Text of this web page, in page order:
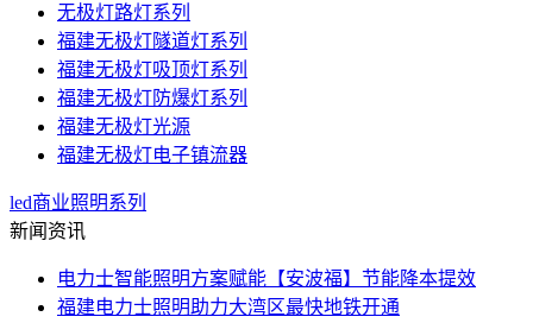
无极灯路灯系列
福建无极灯隧道灯系列
福建无极灯吸顶灯系列
福建无极灯防爆灯系列
福建无极灯光源
福建无极灯电子镇流器
led商业照明系列
新闻资讯
电力士智能照明方案赋能【安波福】节能降本提效
福建电力士照明助力大湾区最快地铁开通